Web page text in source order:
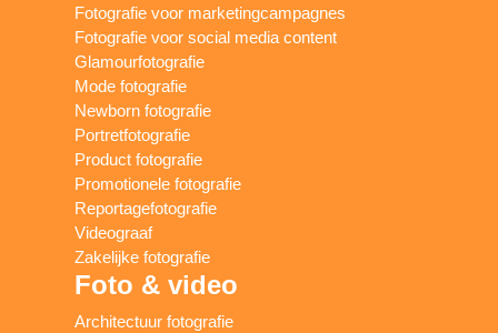
Fotografie voor marketingcampagnes
Fotografie voor social media content
Glamourfotografie
Mode fotografie
Newborn fotografie
Portretfotografie
Product fotografie
Promotionele fotografie
Reportagefotografie
Videograaf
Zakelijke fotografie
Foto & video
Architectuur fotografie